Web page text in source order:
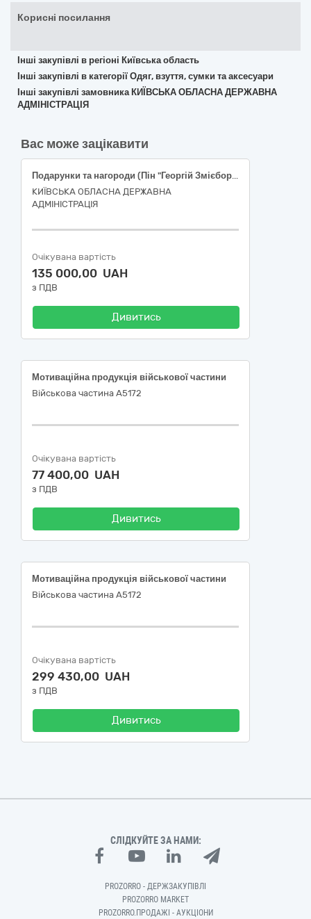
Корисні посилання
Інші закупівлі в регіоні Київська область
Інші закупівлі в категорії Одяг, взуття, сумки та аксесуари
Інші закупівлі замовника КИЇВСЬКА ОБЛАСНА ДЕРЖАВНА
АДМІНІСТРАЦІЯ
Вас може зацікавити
Подарунки та нагороди (Пін "Георгій Змієборець")
КИЇВСЬКА ОБЛАСНА ДЕРЖАВНА
АДМІНІСТРАЦІЯ
Очікувана вартість
135 000,00 UAH
з ПДВ
Дивитись
Мотиваційна продукція військової частини
Військова частина А5172
Очікувана вартість
77 400,00 UAH
з ПДВ
Дивитись
Мотиваційна продукція військової частини
Військова частина А5172
Очікувана вартість
299 430,00 UAH
з ПДВ
Дивитись
СЛІДКУЙТЕ ЗА НАМИ:
PROZORRO - ДЕРЖЗАКУПІВЛІ
PROZORRO MARKET
PROZORRO.ПРОДАЖІ - АУКЦІОНИ